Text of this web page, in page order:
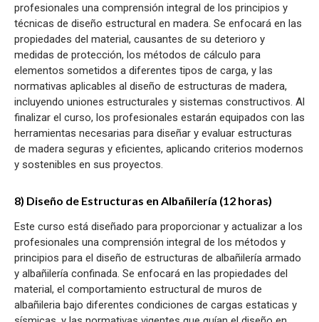
profesionales una comprensión integral de los principios y
técnicas de diseño estructural en madera. Se enfocará en las
propiedades del material, causantes de su deterioro y
medidas de protección, los métodos de cálculo para
elementos sometidos a diferentes tipos de carga, y las
normativas aplicables al diseño de estructuras de madera,
incluyendo uniones estructurales y sistemas constructivos. Al
finalizar el curso, los profesionales estarán equipados con las
herramientas necesarias para diseñar y evaluar estructuras
de madera seguras y eficientes, aplicando criterios modernos
y sostenibles en sus proyectos.
8) Diseño de Estructuras en Albañilería (12 horas)
Este curso está diseñado para proporcionar y actualizar a los
profesionales una comprensión integral de los métodos y
principios para el diseño de estructuras de albañilería armado
y albañilería confinada. Se enfocará en las propiedades del
material, el comportamiento estructural de muros de
albañileria bajo diferentes condiciones de cargas estaticas y